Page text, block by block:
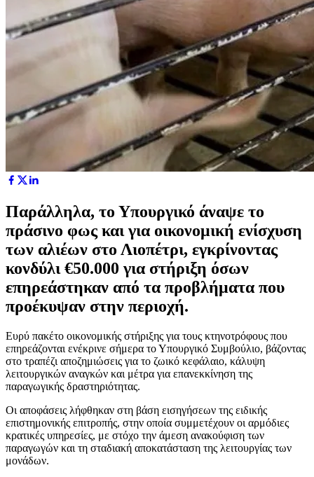
Παράλληλα, το Υπουργικό άναψε το
πράσινο φως και για οικονομική ενίσχυση
των αλιέων στο Λιοπέτρι, εγκρίνοντας
κονδύλι €50.000 για στήριξη όσων
επηρεάστηκαν από τα προβλήματα που
προέκυψαν στην περιοχή.
Ευρύ πακέτο οικονομικής στήριξης για τους κτηνοτρόφους που
επηρεάζονται ενέκρινε σήμερα το Υπουργικό Συμβούλιο, βάζοντας
στο τραπέζι αποζημιώσεις για το ζωικό κεφάλαιο, κάλυψη
λειτουργικών αναγκών και μέτρα για επανεκκίνηση της
παραγωγικής δραστηριότητας.
Οι αποφάσεις λήφθηκαν στη βάση εισηγήσεων της ειδικής
επιστημονικής επιτροπής, στην οποία συμμετέχουν οι αρμόδιες
κρατικές υπηρεσίες, με στόχο την άμεση ανακούφιση των
παραγωγών και τη σταδιακή αποκατάσταση της λειτουργίας των
μονάδων.